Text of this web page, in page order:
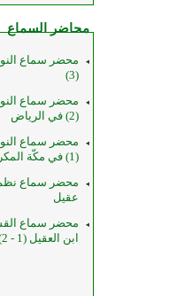
محاضر السماع
محضر سماع
(3)
محضر سماع
(2) في الرياض
محضر سماع
(1) في مكّة المكرمة
محضر سماع نظم
عقيل
محضر سماع
ابن العقيل (1 - 2)